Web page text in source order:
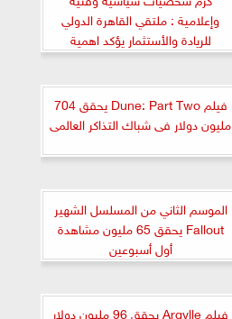
وإعلامية : ملتقي القاهرة الدولي
للريادة والأستثمار يؤكد اهمية
النهوض بالاستثمار المشترك لتحقيق
فيلم Dune: Part Two يحقق 704
مليون دولار فى شباك التذاكر العالمى
الموسم الثاني من المسلسل الشهير
Fallout يحقق 65 مليون مشاهدة
أول أسبوعين
فيلم Argylle يحقق 96 مليون دولار